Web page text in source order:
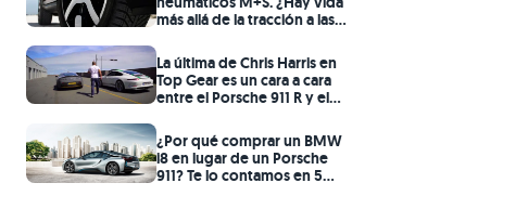
más allá de la tracción a las
La última de Chris Harris en
Top Gear es un cara a cara
entre el Porsche 911 R y el
¿Por qué comprar un BMW
i8 en lugar de un Porsche
911? Te lo contamos en 5